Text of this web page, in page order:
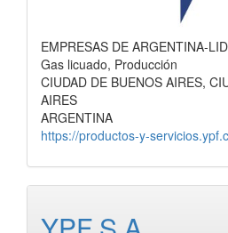
EMPRESAS DE ARGENTINA-
Gas licuado, Producción
CIUDAD DE BUENOS AIRES,
AIRES
ARGENTINA
https://productos-y-